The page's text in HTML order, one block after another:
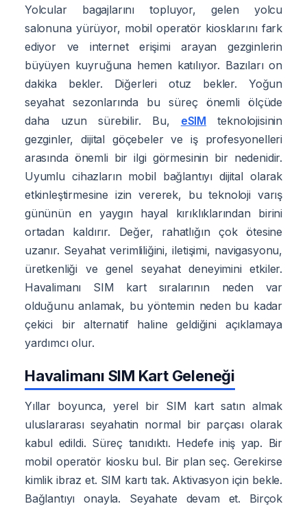
Yolcular bagajlarını topluyor, gelen yolcu
salonuna yürüyor, mobil operatör kiosklarını fark
ediyor ve internet erişimi arayan gezginlerin
büyüyen kuyruğuna hemen katılıyor. Bazıları on
dakika bekler. Diğerleri otuz bekler. Yoğun
seyahat sezonlarında bu süreç önemli ölçüde
daha uzun sürebilir. Bu, eSIM teknolojisinin
gezginler, dijital göçebeler ve iş profesyonelleri
arasında önemli bir ilgi görmesinin bir nedenidir.
Uyumlu cihazların mobil bağlantıyı dijital olarak
etkinleştirmesine izin vererek, bu teknoloji varış
gününün en yaygın hayal kırıklıklarından birini
ortadan kaldırır. Değer, rahatlığın çok ötesine
uzanır. Seyahat verimliliğini, iletişimi, navigasyonu,
üretkenliği ve genel seyahat deneyimini etkiler.
Havalimanı SIM kart sıralarının neden var
olduğunu anlamak, bu yöntemin neden bu kadar
çekici bir alternatif haline geldiğini açıklamaya
yardımcı olur.
Havalimanı SIM Kart Geleneği
Yıllar boyunca, yerel bir SIM kart satın almak
uluslararası seyahatin normal bir parçası olarak
kabul edildi. Süreç tanıdıktı. Hedefe iniş yap. Bir
mobil operatör kiosku bul. Bir plan seç. Gerekirse
kimlik ibraz et. SIM kartı tak. Aktivasyon için bekle.
Bağlantıyı onayla. Seyahate devam et. Birçok